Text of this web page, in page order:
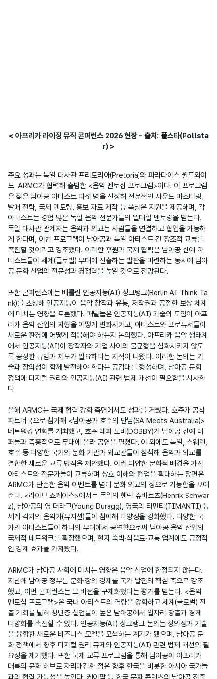
< 아프리카 라이징 뮤직 콘퍼런스 2026 현장 - 출처: 폴스타(Pollsta
r) >
주요 성과는 독일 대사관 프리토리아(Pretoria)와 파라다이스 월드와이
드, ARMC가 협력해 출범한 <음악 멘토십 프로그램>이다. 이 프로그램
은 젊은 남아공 아티스트 다섯 명을 선정해 전문적인 사운드 마스터링,
발매 전략, 국제 멘토링, 홍보 자료 제작 등 폭넓은 지원을 제공하며, 각
아티스트는 경험 많은 독일 음악 전문가들의 일대일 멘토링을 받는다.
독일 대사관 관계자는 음악과 외교는 사람들을 연결하고 협업을 가능하
게 한다며, 이번 프로그램이 남아공과 독일 아티스트 간 창조적 교류를
촉진할 것이라고 강조했다. 이러한 후원과 국제 협력은 남아공 신예 아
티스트들이 세계(글로벌) 무대에 진출하는 발판을 마련하는 동시에 남아
공 문화 산업의 전문성과 경쟁력을 높일 것으로 전망된다.
또한 콘퍼런스에는 베를린 인공지능(AI) 싱크탱크(Berlin AI Think Ta
nk)를 초청해 인공지능이 음악 창작과 유통, 저작권과 공정한 보상 체계
에 미치는 영향을 토론했다. 패널들은 인공지능(AI) 기술의 도입이 아프
리카 음악 산업의 지형을 어떻게 변화시키고, 아티스트와 프로듀서들이
새로운 환경에 어떻게 적응해야 하는지 논의했다. 아프리카 음악 생태계
에서 인공지능(AI)이 창작자와 기업 사이의 불균형을 심화시키지 않도
록 공정한 규범과 제도가 필요하다는 지적이 나왔다. 이러한 논의는 기
술과 창의성이 함께 발전해야 한다는 공감대를 형성하며, 남아공 문화
정책에 디지털 권리와 인공지능(AI) 관련 법제 개선이 필요함을 시사한
다.
올해 ARMC는 국제 협력 강화 측면에서도 성과를 거뒀다. 호주가 공식
파트너국으로 참가해 <남아공과 호주의 만남(SA Meets Australia)>
네트워킹 연회를 개최했고, 호주 래퍼 도비(DOBBY)가 남아공 신예 래
퍼들과 즉흥적으로 무대에 올라 공연을 펼쳤다. 이 외에도 독일, 스웨덴,
호주 등 다양한 국가의 문화 기관과 외교관들이 참석해 음악과 외교를
결합한 새로운 교류 방식을 제안했다. 이런 다양한 문화적 배경을 가진
아티스트와 전문가들이 교류하며 상호 이해와 협업을 확대하는 장면은
ARMC가 단순한 음악 이벤트를 넘어 문화 외교의 장으로 기능함을 보여
준다. <라이브 쇼케이스>에서는 독일의 헨릭 슈바르츠(Henrik Schwar
z), 남아공의 영 더라그(Young Duragg), 영국의 티만티(TIMANTI) 등
세계 각지의 음악가(뮤지션)들이 참여해 다양성을 강화했다. 다양한 국
가의 아티스트들이 하나의 무대에서 공연함으로써 남아공 음악 산업의
국제적 네트워크를 확장했으며, 현지 숙박·식음료·교통 업계에도 긍정적
인 경제 효과를 가져왔다.
ARMC가 남아공 사회에 미치는 영향은 음악 산업에 한정되지 않는다.
지난해 남아공 정부는 문화·창의 경제를 국가 발전의 핵심 축으로 강조
했고, 이번 콘퍼런스는 그 비전을 구체화했다는 평가를 받는다. <음악
멘토십 프로그램>은 국내 아티스트의 역량을 강화하고 세계(글로벌) 진
출 기회를 넓혀 청년층 실업률이 높은 남아공에서 일자리 창출과 경제
다양화를 촉진할 수 있다. 인공지능(AI) 싱크탱크 논의는 창의성과 기술
을 융합한 새로운 비즈니스 모델을 모색하는 계기가 됐으며, 남아공 문
화 정책에서 향후 디지털 권리 규제와 인공지능(AI) 관련 법제 개선의 필
요성을 제기했다. 또한 국제 교류 프로그램을 통해 남아공이 아프리카
대륙의 문화 허브로 자리매김한 점은 향후 한국을 비롯한 아시아 국가들
과의 협력 가능성을 높인다. 케이팝 등 한국 문화 콘텐츠의 남아공 진출